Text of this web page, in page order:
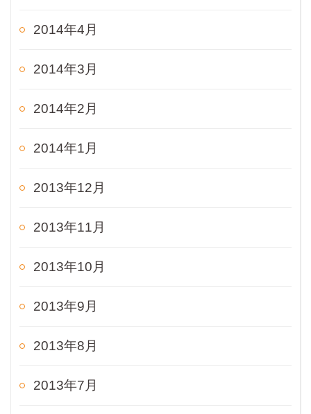
2014年4月
2014年3月
2014年2月
2014年1月
2013年12月
2013年11月
2013年10月
2013年9月
2013年8月
2013年7月